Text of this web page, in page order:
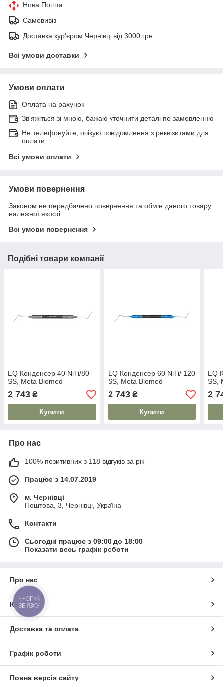
Нова Пошта
Самовивіз
Доставка кур'єром Чернівці від 3000 грн
Всі умови доставки
Умови оплати
Оплата на рахунок
Зв'яжіться зі мною, бажаю уточнити деталі по замовленню
Не телефонуйте, очікую повідомлення з реквізитами для
оплати
Всі умови оплати
Умови повернення
Законом не передбачено повернення та обмін даного товару
належної якості
Всі умови повернення
Подібні товари компанії
EQ Конденсер 40 NiTi/80
SS, Meta Biomed
2 743 ₴
Купити
EQ Конденсер 60 NiTi/ 120
SS, Meta Biomed
2 743₴
Купити
EQ
SS,
2
Про нас
100% позитивних з 118 відгуків за рік
Працює з 14.07.2019
м. Чернівці
Поштова, 3, Чернівці, Україна
Контакти
Сьогодні працює з 09:00 до 18:00
Показати весь графік роботи
Про нас
Контакти
Доставка та оплата
Графік роботи
Повна версія сайту
КНОПКА
ЗВ'ЯЗКУ